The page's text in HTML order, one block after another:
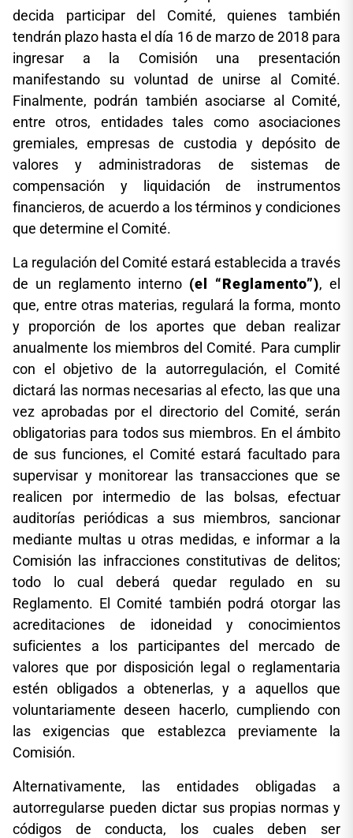
decida participar del Comité, quienes también
tendrán plazo hasta el día 16 de marzo de 2018 para
ingresar a la Comisión una presentación
manifestando su voluntad de unirse al Comité.
Finalmente, podrán también asociarse al Comité,
entre otros, entidades tales como asociaciones
gremiales, empresas de custodia y depósito de
valores y administradoras de sistemas de
compensación y liquidación de instrumentos
financieros, de acuerdo a los términos y condiciones
que determine el Comité.
La regulación del Comité estará establecida a través
de un reglamento interno (el “Reglamento”), el
que, entre otras materias, regulará la forma, monto
y proporción de los aportes que deban realizar
anualmente los miembros del Comité. Para cumplir
con el objetivo de la autorregulación, el Comité
dictará las normas necesarias al efecto, las que una
vez aprobadas por el directorio del Comité, serán
obligatorias para todos sus miembros. En el ámbito
de sus funciones, el Comité estará facultado para
supervisar y monitorear las transacciones que se
realicen por intermedio de las bolsas, efectuar
auditorías periódicas a sus miembros, sancionar
mediante multas u otras medidas, e informar a la
Comisión las infracciones constitutivas de delitos;
todo lo cual deberá quedar regulado en su
Reglamento. El Comité también podrá otorgar las
acreditaciones de idoneidad y conocimientos
suficientes a los participantes del mercado de
valores que por disposición legal o reglamentaria
estén obligados a obtenerlas, y a aquellos que
voluntariamente deseen hacerlo, cumpliendo con
las exigencias que establezca previamente la
Comisión.
Alternativamente, las entidades obligadas a
autorregularse pueden dictar sus propias normas y
códigos de conducta, los cuales deben ser